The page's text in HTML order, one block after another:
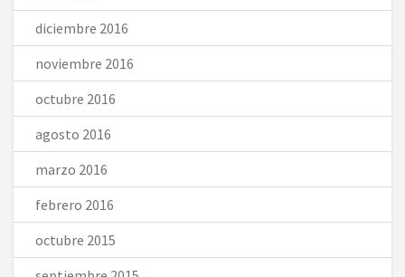
diciembre 2016
noviembre 2016
octubre 2016
agosto 2016
marzo 2016
febrero 2016
octubre 2015